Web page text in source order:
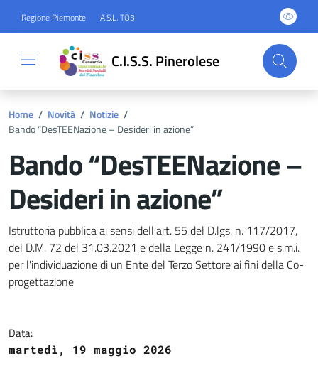
Regione Piemonte A.S.L. TO3
C.I.S.S. Pinerolese
Home / Novità / Notizie /
Bando “DesTEENazione – Desideri in azione”
Bando “DesTEENazione –
Desideri in azione”
Dettagli del documento
Istruttoria pubblica ai sensi dell'art. 55 del D.lgs. n. 117/2017,
del D.M. 72 del 31.03.2021 e della Legge n. 241/1990 e s.m.i.
per l'individuazione di un Ente del Terzo Settore ai fini della Co-
progettazione
Data:
martedì, 19 maggio 2026